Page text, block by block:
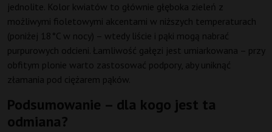
jednolite. Kolor kwiatów to głównie głęboka zieleń z
możliwymi fioletowymi akcentami w niższych temperaturach
(poniżej 18°C w nocy) – wtedy liście i pąki mogą nabrać
purpurowych odcieni. Łamliwość gałęzi jest umiarkowana – przy
obfitym plonie warto zastosować podpory, aby uniknąć
złamania pod ciężarem pąków.
Podsumowanie – dla kogo jest ta
odmiana?